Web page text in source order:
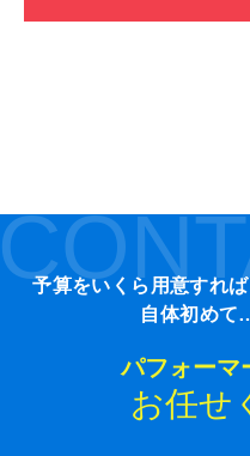
予算をいくら用意すれ
自体初めて
パフォーマ
お任せ